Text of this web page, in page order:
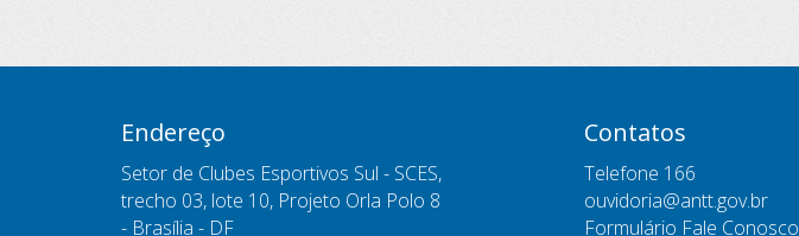
Endereço
Setor de Clubes Esportivos Sul - SCES,
trecho 03, lote 10, Projeto Orla Polo 8
- Brasília - DF
Contatos
Telefone 166
ouvidoria@antt.gov.br
Formulário Fale Conosco